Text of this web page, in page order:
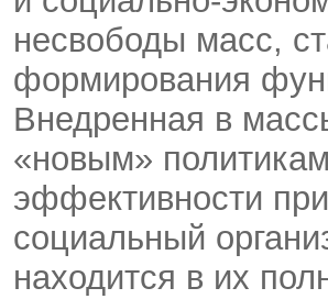
несвободы масс,
формирования
Внедренная в
«новым»
эффективности
социальный
находится в их